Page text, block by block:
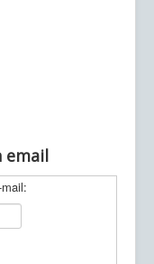
email